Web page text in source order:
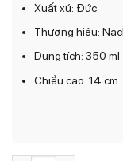
Xuất xứ: Đức
Thương hiệu:
Dung tích: 350 ml
Chiều cao: 14 cm